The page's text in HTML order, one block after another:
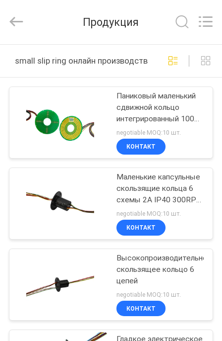
ПРОДУКТЫ
НАС
ФАБРИКИ
ПРОВЕРКА
КАЧЕСТВА
СВЯЖИТЕСЬ
Reserved.
Продукция
small slip ring онлайн производство
Паниковый маленький
сдвижной кольцо
интегрированный 100M
Ethernet 240VAC
negotiable MOQ:10 шт.
КОНТАКТ
Маленькие капсульные
скользящие кольца 6
схемы 2А IP40 300RPM
Золото к золоту
negotiable MOQ:10 шт.
КОНТАКТ
Высокопроизводительное
скользящее кольцо 6
цепей
negotiable MOQ:10 шт.
КОНТАКТ
Гладкое электрическое